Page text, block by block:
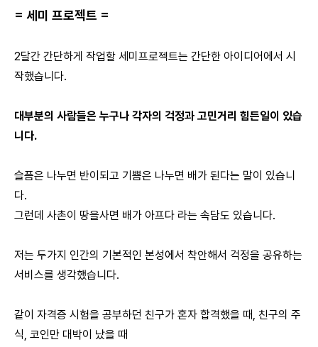
= 세미 프로젝트 =
2달간 간단하게 작업할 세미프로젝트는 간단한 아이디어에서 시
작했습니다.
대부분의 사람들은 누구나 각자의 걱정과 고민거리 힘든일이 있습
니다.
슬픔은 나누면 반이되고 기쁨은 나누면 배가 된다는 말이 있습니
다.
그런데 사촌이 땅을사면 배가 아프다 라는 속담도 있습니다.
저는 두가지 인간의 기본적인 본성에서 착안해서 걱정을 공유하는
서비스를 생각했습니다.
같이 자격증 시험을 공부하던 친구가 혼자 합격했을 때, 친구의 주
식, 코인만 대박이 났을 때